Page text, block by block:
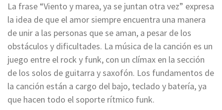
La frase “Viento y marea, ya se juntan otra vez” expresa
la idea de que el amor siempre encuentra una manera
de unir a las personas que se aman, a pesar de los
obstáculos y dificultades. La música de la canción es un
juego entre el rock y funk, con un clímax en la sección
de los solos de guitarra y saxofón. Los fundamentos de
la canción están a cargo del bajo, teclado y batería, ya
que hacen todo el soporte rítmico funk.